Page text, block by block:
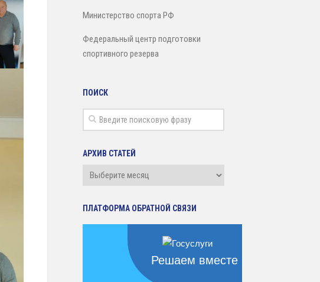
Министерство спорта РФ
Федеральный центр подготовки
спортивного резерва
ПОИСК
АРХИВ СТАТЕЙ
Архив
ПЛАТФОРМА ОБРАТНОЙ СВЯЗИ
Решаем вместе